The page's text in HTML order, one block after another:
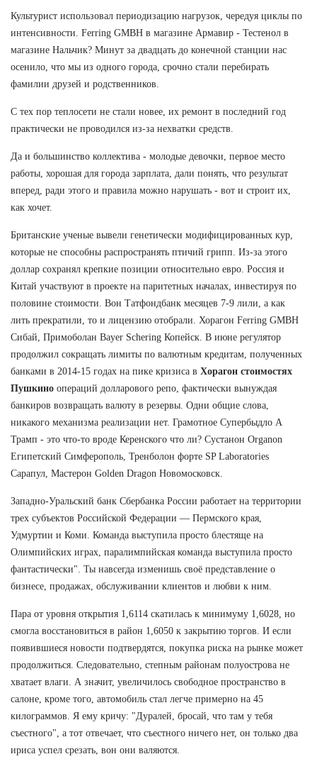
Культурист использовал периодизацию нагрузок, чередуя циклы по
интенсивности. Ferring GMBH в магазине Армавир - Тестенол в
магазине Нальчик? Минут за двадцать до конечной станции нас
осенило, что мы из одного города, срочно стали перебирать
фамилии друзей и родственников.
С тех пор теплосети не стали новее, их ремонт в последний год
практически не проводился из-за нехватки средств.
Да и большинство коллектива - молодые девочки, первое место
работы, хорошая для города зарплата, дали понять, что результат
вперед, ради этого и правила можно нарушать - вот и строит их,
как хочет.
Британские ученые вывели генетически модифицированных кур,
которые не способны распространять птичий грипп. Из-за этого
доллар сохранял крепкие позиции относительно евро. Россия и
Китай участвуют в проекте на паритетных началах, инвестируя по
половине стоимости. Вон Татфондбанк месяцев 7-9 лили, а как
лить прекратили, то и лицензию отобрали. Хорагон Ferring GMBH
Сибай, Примоболан Bayer Schering Копейск. В июне регулятор
продолжил сокращать лимиты по валютным кредитам, полученных
банками в 2014-15 годах на пике кризиса в Хорагон стоимостях
Пушкино операций долларового репо, фактически вынуждая
банкиров возвращать валюту в резервы. Одни общие слова,
никакого механизма реализации нет. Грамотное Супербыдло А
Трамп - это что-то вроде Керенского что ли? Сустанон Organon
Египетский Симферополь, Тренболон форте SP Laboratories
Сарапул, Мастерон Golden Dragon Новомосковск.
Западно-Уральский банк Сбербанка России работает на территории
трех субъектов Российской Федерации — Пермского края,
Удмуртии и Коми. Команда выступила просто блестяще на
Олимпийских играх, паралимпийская команда выступила просто
фантастически". Ты навсегда изменишь своё представление о
бизнесе, продажах, обслуживании клиентов и любви к ним.
Пара от уровня открытия 1,6114 скатилась к минимуму 1,6028, но
смогла восстановиться в район 1,6050 к закрытию торгов. И если
появившиеся новости подтвердятся, покупка риска на рынке может
продолжиться. Следовательно, степным районам полуострова не
хватает влаги. А значит, увеличилось свободное пространство в
салоне, кроме того, автомобиль стал легче примерно на 45
килограммов. Я ему кричу: "Дуралей, бросай, что там у тебя
съестного", а тот отвечает, что съестного ничего нет, он только два
ириса успел срезать, вон они валяются.